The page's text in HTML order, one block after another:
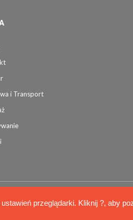
i Transport
przeglądarki. Kliknij ?, aby